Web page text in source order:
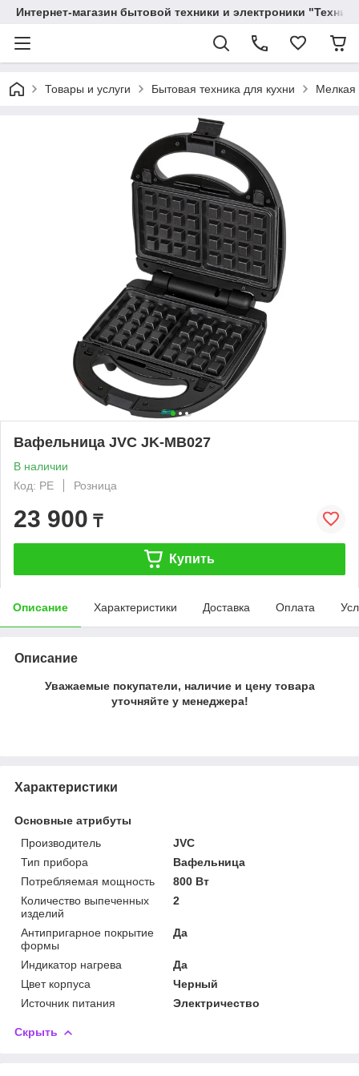
Интернет-магазин бытовой техники и электроники
Товары и услуги Бытовая техника для кухни Мелкая
Вафельница JVC JK-MB027
В наличии
Код: PE
Розница
23 900 ₸
Купить
Описание Характеристики Доставка Оплата
Описание
Уважаемые покупатели, наличие и цену товара
уточняйте у менеджера!
Характеристики
Основные атрибуты
Производитель
JVC
Тип прибора
Вафельница
Потребляемая мощность
800 Вт
Количество выпеченных
изделий
2
Антипригарное покрытие
формы
Да
Индикатор нагрева
Да
Цвет корпуса
Черный
Источник питания
Электричество
Скрыть